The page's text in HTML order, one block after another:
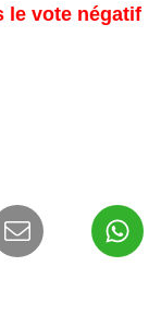
le vote négatif